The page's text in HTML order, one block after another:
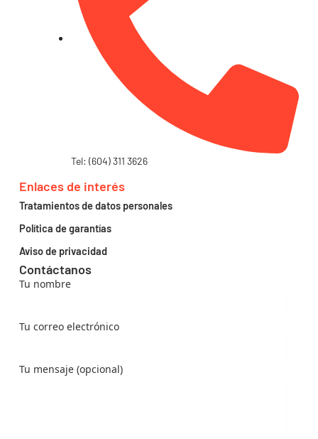
Tel: (604) 311 3626
Contáctanos
Tu nombre
Tu correo electrónico
Tu mensaje (opcional)
Enlaces de interés
Tratamientos de datos personales
Política de garantías
Aviso de privacidad